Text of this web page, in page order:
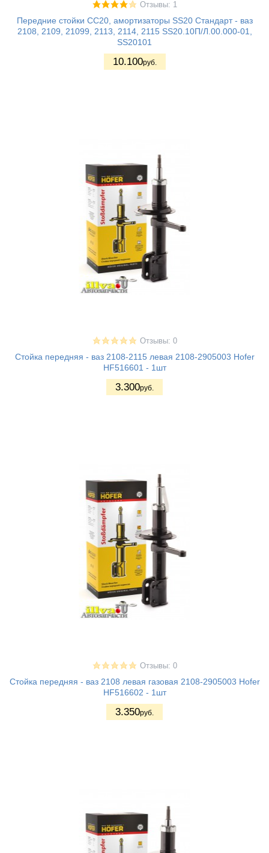
Отзывы: 1
Передние стойки СС20, амортизаторы SS20 Стандарт - ваз
2108, 2109, 21099, 2113, 2114, 2115 SS20.10П/Л.00.000-01,
SS20101
10.100руб.
Отзывы: 0
Стойка передняя - ваз 2108-2115 левая 2108-2905003 Hofer
HF516601 - 1шт
3.300руб.
Отзывы: 0
Стойка передняя - ваз 2108 левая газовая 2108-2905003 Hofer
HF516602 - 1шт
3.350руб.